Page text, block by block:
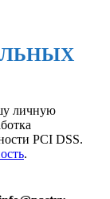
личную
PCI DSS.
.